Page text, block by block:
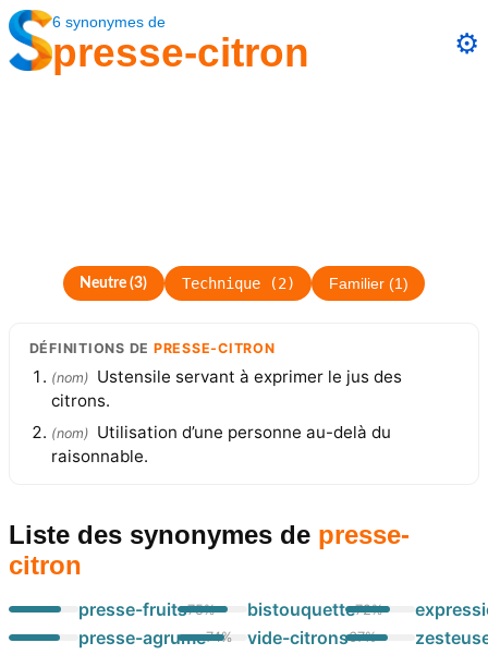
6synonymes de
presse-citron ⚙️
Neutre (3) Technique(2) Familier(1 )
DÉFINITIONS DE PRESSE-CITRON
(nom) Ustensile servant à exprimer le jus des
citrons.
(nom) Utilisation d’une personne au-delà du
raisonnable.
Liste des synonymes de presse-
citron
presse-fruits75%
presse-agrume74%
bistouquette72%
vide-citrons67%